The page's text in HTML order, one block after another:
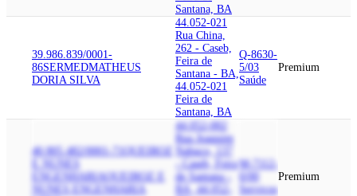
Santana, BA
39.986.839/0001-
86SERMEDMATHEUS
DORIA SILVA
44.052-021
Rua China,
262 - Caseb,
Feira de
Santana - BA,
44.052-021
Feira de
Santana, BA
Q-8630-
5/03
Saúde
Premium
40.805.482/0001-71QUEIROZ
ENGENHARIAQUEIROZ E
NUNES ENGENHARIA
44.052-002
Rua Joaquim
Nabuco, 137
- Caseb, Feira
de Santana -
BA, 44.052-
M-7112-
0/00
Serviços
Premium